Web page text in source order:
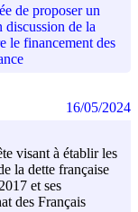
de proposer un
discussion de la
le financement des
visant à établir les
la dette française
et ses
des Français
16/05/2024